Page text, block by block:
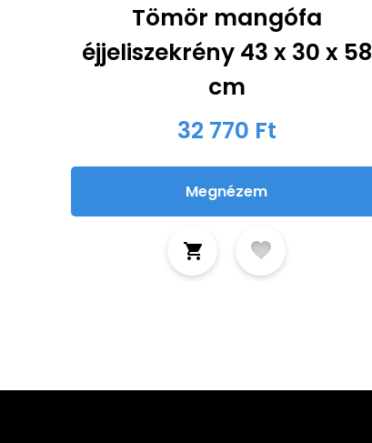
Tömör mangófa
éjjeliszekrény 43 x 30 x 58
cm
32 770 Ft
Megnézem